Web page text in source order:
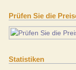
Prüfen Sie die
Statistiken